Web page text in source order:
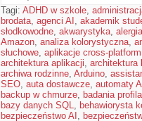
Tagi: ADHD w szkole,
brodata, agenci AI , akademik
słodkowodne, akwarystyka,
Amazon, analiza kolorystyczna,
słuchowe, aplikacje cross-platform
architektura aplikacji, architektura
archiwa rodzinne, Arduino,
SEO, auta dostawcze, automaty AI
backup w chmurze, badania
bazy danych SQL, behawiorysta
bezpieczeństwo AI ,